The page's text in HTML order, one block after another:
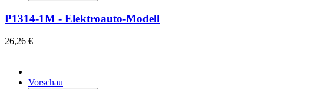
P1314-1M - Elektroauto-Modell
26,26 €
Vorschau